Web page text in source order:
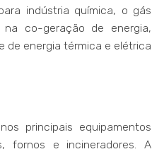
indústria química, o gás
co-geração de energia,
de energia térmica e elétrica
principais equipamentos
fornos e incineradores. A